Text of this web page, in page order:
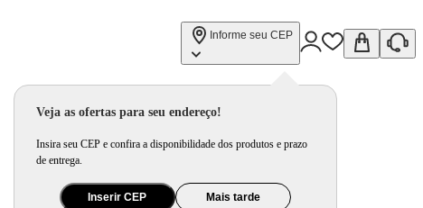
Informe seu CEP
Veja as ofertas para seu endereço!
Insira seu CEP e confira a disponibilidade dos produtos e prazo
de entrega.
Inserir CEP Mais tarde